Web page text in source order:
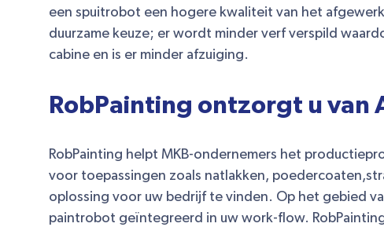
een spuitrobot een hogere kwaliteit van het
duurzame keuze; er wordt minder verf verspild
cabine en is er minder afzuiging.
RobPainting ontzorgt u van
RobPainting helpt MKB-ondernemers het
voor toepassingen zoals natlakken,
oplossing voor uw bedrijf te vinden. Op het gebied
paintrobot geïntegreerd in uw work-flow.